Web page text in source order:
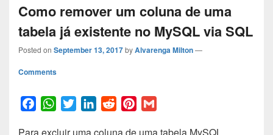
Como remover um coluna de uma
tabela já existente no MySQL via SQL
Posted on September 13, 2017byAlvarenga Milton—
Comments
W
R
Para excluir uma coluna de uma tabela MySQL